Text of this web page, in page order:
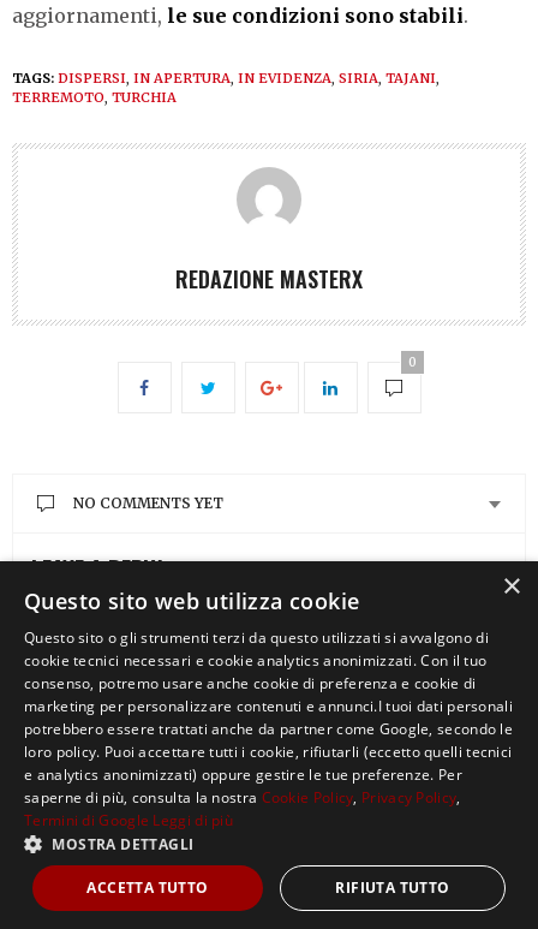
aggiornamenti, le sue condizioni sono stabili.
TAGS: DISPERSI, IN APERTURA, IN EVIDENZA, SIRIA, TAJANI,
TERREMOTO, TURCHIA
REDAZIONE MASTERX
0
NO COMMENTS YET
LEAVE A REPLY
You must be logged into post a comment.
Copyright ©2021, MASTERX Tutti i diritti riservati.
×
Questo sito web utilizza cookie
Questo sito o gli strumenti terzi da questo utilizzati si avvalgono di
cookie tecnici necessari e cookie analytics anonimizzati. Con il tuo
consenso, potremo usare anche cookie di preferenza e cookie di
marketing per personalizzare contenuti e annunci.I tuoi dati personali
potrebbero essere trattati anche da partner come Google, secondo le
loro policy. Puoi accettare tutti i cookie, rifiutarli (eccetto quelli tecnici
e analytics anonimizzati) oppure gestire le tue preferenze. Per
saperne di più, consulta la nostra Cookie Policy, Privacy Policy,
Termini di Google Leggi di più
MOSTRA DETTAGLI
ACCETTA TUTTO RIFIUTA TUTTO